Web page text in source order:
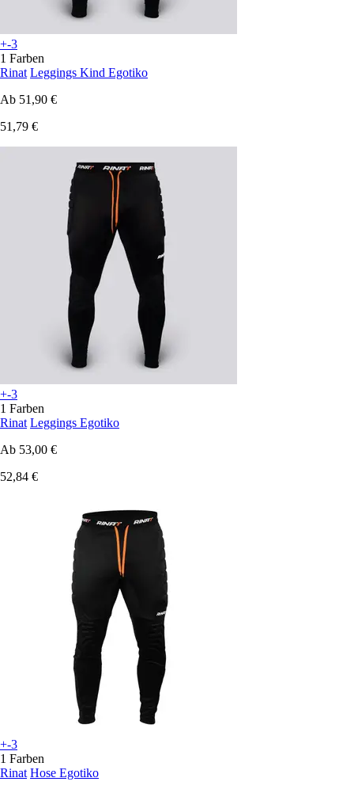
+-3
1 Farben
Rinat Leggings Kind Egotiko
Ab 51,90 €
51,79 €
+-3
1 Farben
Rinat Leggings Egotiko
Ab 53,00 €
52,84 €
+-3
1 Farben
Rinat Hose Egotiko